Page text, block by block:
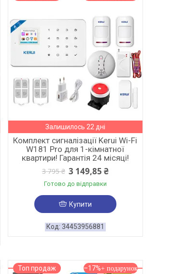
Залишилось 22 дні
Комплект сигналізації Kerui Wi-Fi
W181 Pro для 1-кімнатної
квартири! Гарантія 24 місяці!
3 795 ₴ 3 149,85 ₴
Готово до відправки
Купити
34453956881
Топ продаж –17%